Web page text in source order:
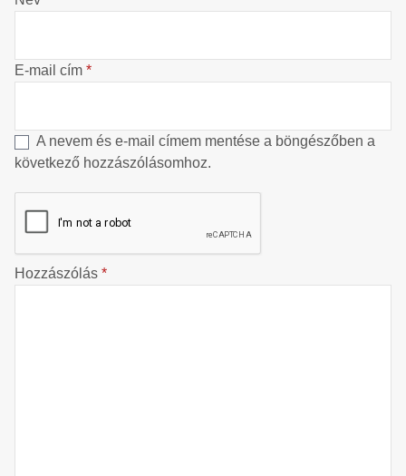
E-mail cím *
A nevem és e-mail címem mentése a böngészőben a
következő hozzászólásomhoz.
Hozzászólás *